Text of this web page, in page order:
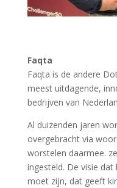
Faqta
Faqta is de andere
meest uitdagende,
bedrijven van
Al duizenden jaren
overgebracht via
worstelen daarmee.
ingesteld. De visie
moet zijn, dat geeft